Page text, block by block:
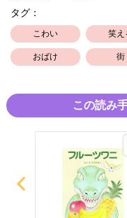
タグ：
こわい 笑え
おばけ 街
この読み